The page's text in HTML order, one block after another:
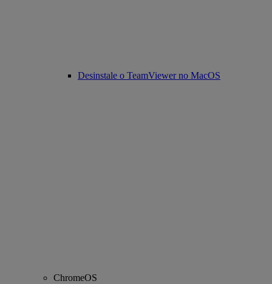
Desinstale o TeamViewer no MacOS
ChromeOS